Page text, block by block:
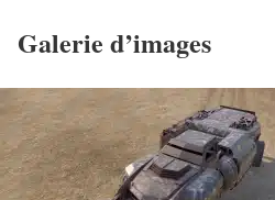
Galerie d’images